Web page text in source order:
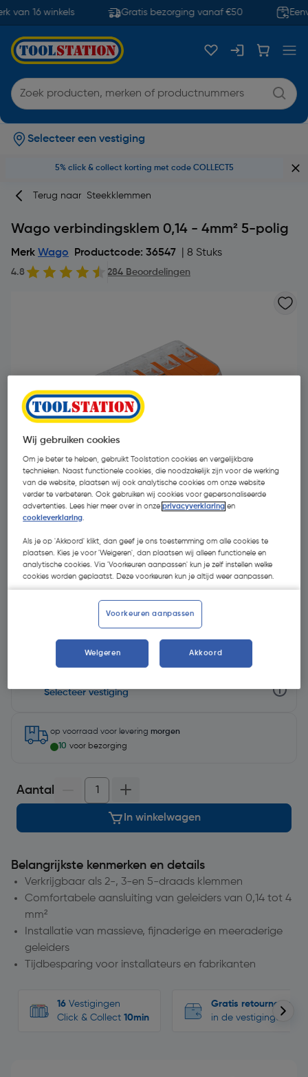
van 16 winkels Gratis bezorging vanaf €50
Selecteer een vestiging
5% click & collect korting met code COLLECT5
Terug naar Steekklemmen
Wago verbindingsklem 0,14 - 4mm² 5-polig
Merk Wago Productcode: 36547 | 8 Stuks
4.8 284 Beoordelingen
€ 9,98
Kies productvariant(5)
Selecteer vestiging
op voorraad voor levering morgen
10 voor bezorging
Aantal
In winkelwagen
Belangrijkste kenmerken en details
Verkrijgbaar als 2-, 3-en 5-draads klemmen
Comfortabele aansluiting van geleiders van 0,14 tot 4
mm²
Installatie van massieve, fijnaderige en meeraderige
geleiders
Tijdbesparing voor installateurs en fabrikanten
16 Vestigingen
Click & Collect 10min
Gratis retourneren
in de vestigingen
Wij gebruiken cookies
Om je beter te helpen, gebruikt Toolstation cookies en vergelijkbare
technieken. Naast functionele cookies, die noodzakelijk zijn voor de werking
van de website, plaatsen wij ook analytische cookies om onze website
verder te verbeteren. Ook gebruiken wij cookies voor gepersonaliseerde
advertenties. Lees hier meer over in onzeprivacyverklaring en
cookieverklaring.
Als je op 'Akkoord' klikt, dan geef je ons toestemming om alle cookies te
plaatsen. Kies je voor 'Weigeren', dan plaatsen wij alleen functionele en
analytische cookies. Via 'Voorkeuren aanpassen' kun je zelf instellen welke
cookies worden geplaatst. Deze voorkeuren kun je altijd weer aanpassen.
Voorkeuren aanpassen
Weigeren Akkoord